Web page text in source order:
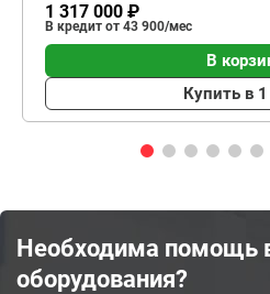
1 317 000 ₽
В кредит от 43 900/мес
В
Купить в
Необходима помощь
оборудования?